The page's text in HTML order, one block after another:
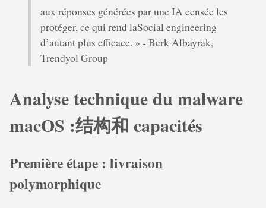
aux réponses générées par une IA censée les
protéger, ce qui rend laSocial engineering
d’autant plus efficace. » - Berk Albayrak,
Trendyol Group
Analyse technique du malware
macOS :结构和 capacités
Première étape : livraison
polymorphique